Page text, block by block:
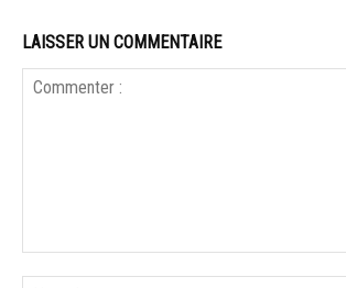
LAISSER UN COMMENTAIRE